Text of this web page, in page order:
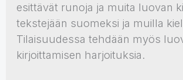
esittävät runoja ja muita luovan
tekstejään suomeksi ja muilla
Tilaisuudessa tehdään myös
kirjoittamisen harjoituksia.